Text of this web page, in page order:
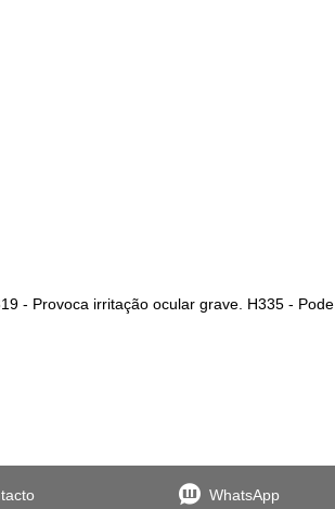
- Provoca irritação ocular grave. H335 - Pode
WhatsApp